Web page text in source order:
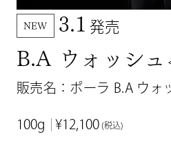
NEW 3.1 発売
B.A ウォッシュ
販売名：ポーラ B.A ウォ
100g ¥12,100 (税込)